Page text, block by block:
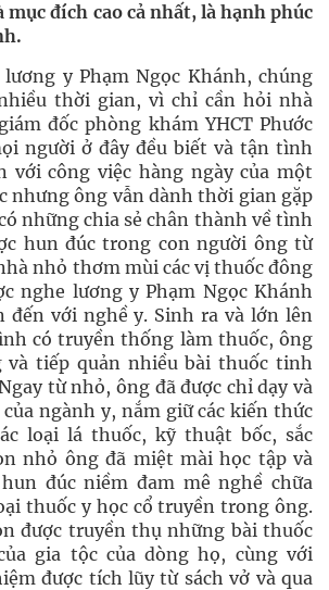
đích cao cả nhất, là hạnh phúc
y Phạm Ngọc Khánh, chúng
thời gian, vì chỉ cần hỏi nhà
đốc phòng khám YHCT Phước
người ở đây đều biết và tận tình
với công việc hàng ngày của một
nhưng ông vẫn dành thời gian gặp
những chia sẻ chân thành về tình
hun đúc trong con người ông từ
nhỏ thơm mùi các vị thuốc đông
nghe lương y Phạm Ngọc Khánh
đến với nghề y. Sinh ra và lớn lên
có truyền thống làm thuốc, ông
và tiếp quản nhiều bài thuốc tinh
từ nhỏ, ông đã được chỉ dạy và
ngành y, nắm giữ các kiến thức
loại lá thuốc, kỹ thuật bốc, sắc
nhỏ ông đã miệt mài học tập và
đúc niềm đam mê nghề chữa
thuốc y học cổ truyền trong ông.
được truyền thụ những bài thuốc
gia tộc của dòng họ, cùng với
được tích lũy từ sách vở và qua